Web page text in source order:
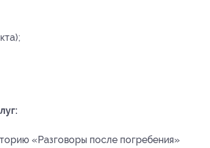
«Разговоры после погребения»